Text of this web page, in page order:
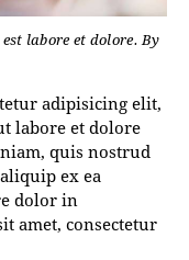
labore et dolore. By
adipisicing elit,
labore et dolore
quis nostrud
ex ea
dolor in
amet, consectetur